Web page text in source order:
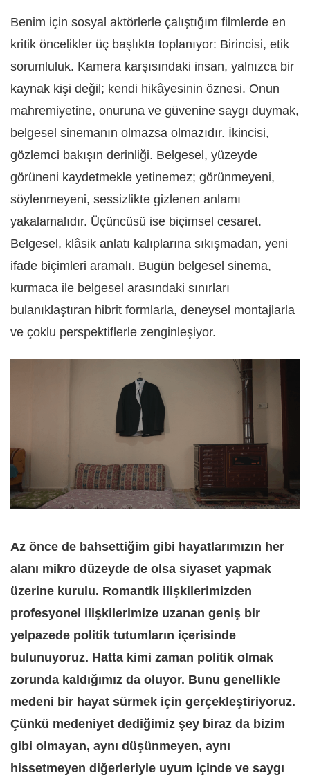
Benim için sosyal aktörlerle çalıştığım filmlerde en
kritik öncelikler üç başlıkta toplanıyor: Birincisi, etik
sorumluluk. Kamera karşısındaki insan, yalnızca bir
kaynak kişi değil; kendi hikâyesinin öznesi. Onun
mahremiyetine, onuruna ve güvenine saygı duymak,
belgesel sinemanın olmazsa olmazıdır. İkincisi,
gözlemci bakışın derinliği. Belgesel, yüzeyde
görüneni kaydetmekle yetinemez; görünmeyeni,
söylenmeyeni, sessizlikte gizlenen anlamı
yakalamalıdır. Üçüncüsü ise biçimsel cesaret.
Belgesel, klâsik anlatı kalıplarına sıkışmadan, yeni
ifade biçimleri aramalı. Bugün belgesel sinema,
kurmaca ile belgesel arasındaki sınırları
bulanıklaştıran hibrit formlarla, deneysel montajlarla
ve çoklu perspektiflerle zenginleşiyor.
Az önce de bahsettiğim gibi hayatlarımızın her
alanı mikro düzeyde de olsa siyaset yapmak
üzerine kurulu. Romantik ilişkilerimizden
profesyonel ilişkilerimize uzanan geniş bir
yelpazede politik tutumların içerisinde
bulunuyoruz. Hatta kimi zaman politik olmak
zorunda kaldığımız da oluyor. Bunu genellikle
medeni bir hayat sürmek için gerçekleştiriyoruz.
Çünkü medeniyet dediğimiz şey biraz da bizim
gibi olmayan, aynı düşünmeyen, aynı
hissetmeyen diğerleriyle uyum içinde ve saygı